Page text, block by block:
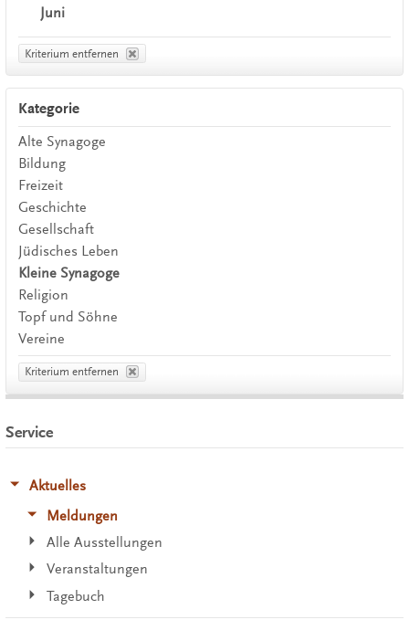
Juni
Kriterium entfernen
Kategorie
Alte Synagoge
Bildung
Freizeit
Geschichte
Gesellschaft
Jüdisches Leben
Kleine Synagoge
Religion
Topf und Söhne
Vereine
Kriterium entfernen
Service
Aktuelles
Meldungen
Alle Ausstellungen
Veranstaltungen
Tagebuch